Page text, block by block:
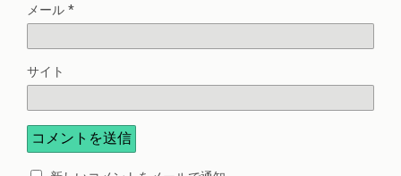
メール *
サイト